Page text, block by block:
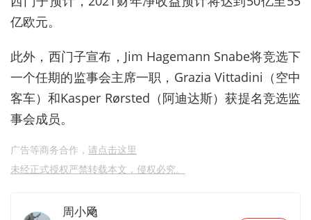
亿欧元。
此外，西门子宣布，Jim Hagemann Snabe将竞选下
一个任期的监事会主席一职，Grazia Vittadini（空中
客车）和Kasper Rørsted（阿迪达斯）获提名竞选监
事会成员。
广告等商务合作， 请点击这里
未经正式授权严禁转载本文，侵权必究。
周小飏